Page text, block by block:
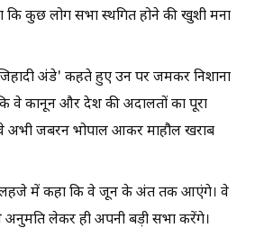
कि कुछ लोग सभा स्थगित होने की खुशी मना
'जिहादी अंडे' कहते हुए उन पर जमकर निशाना
वे कानून और देश की अदालतों का पूरा
अभी जबरन भोपाल आकर माहौल खराब
लहजे में कहा कि वे जून के अंत तक आएंगे। वे
अनुमति लेकर ही अपनी बड़ी सभा करेंगे।